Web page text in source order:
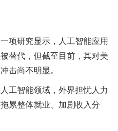
项研究显示，人工智能应用
替代，但截至目前，其对美
击尚不明显。
工智能领域，外界担忧人力
累整体就业、加剧收入分